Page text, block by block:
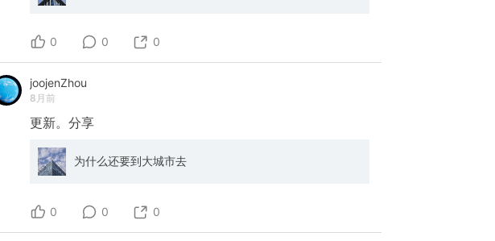
0 0 0
joojenZhou
8月前
更新。分享
为什么还要到大城市去
0 0 0